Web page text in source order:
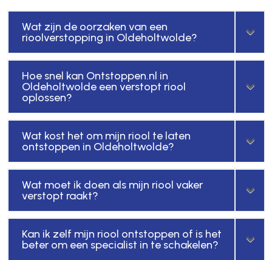
Wat zijn de oorzaken van een
rioolverstopping in Oldeholtwolde?
Hoe snel kan Ontstoppen.nl in
Oldeholtwolde een verstopt riool
oplossen?
Wat kost het om mijn riool te laten
ontstoppen in Oldeholtwolde?
Wat moet ik doen als mijn riool vaker
verstopt raakt?
Kan ik zelf mijn riool ontstoppen of is het
beter om een specialist in te schakelen?